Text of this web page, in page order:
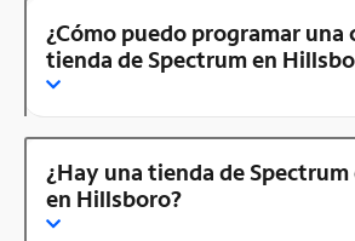
¿Cómo puedo programar una
tienda de Spectrum en
¿Hay una tienda de Spectrum
en Hillsboro?